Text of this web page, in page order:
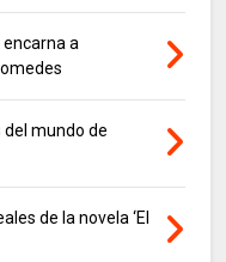
encarna a
del mundo de
de la novela ‘El